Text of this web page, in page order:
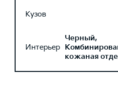
Кузов
Интерьер
Черный,
кожаная